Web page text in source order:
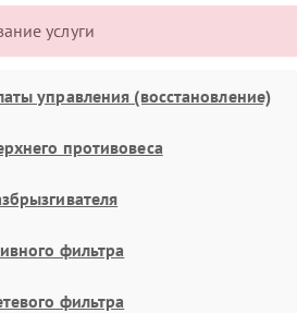
услуги
управления (восстановление)
противовеса
фильтра
фильтра